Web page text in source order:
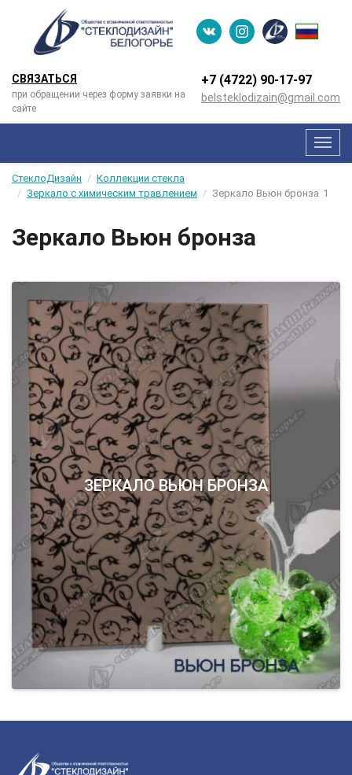
СВЯЗАТЬСЯ
при обращении через форму заявки на
сайте
+7 (4722) 90-­17-­97
belsteklodizain@gmail.com
Меню
СтеклоДизайн
Коллекции стекла
Зеркало с химическим травлением
Зеркало Вьюн бронза 1
Зеркало Вьюн бронза
ЗЕРКАЛО ВЬЮН БРОНЗА